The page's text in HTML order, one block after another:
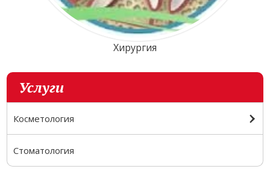
Хирургия
Услуги
Косметология
Стоматология